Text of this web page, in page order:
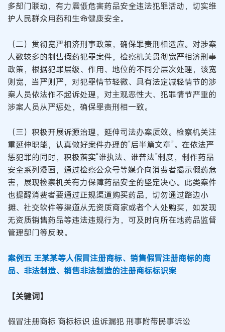
多部门联动，有力震慑危害药品安全违法犯罪活动，切实维
护人民群众用药和生命健康安全。
（二）贯彻宽严相济刑事政策，确保罪责刑相适应。对涉案
人数较多的制售假药犯罪案件，检察机关贯彻宽严相济刑事
政策，根据犯罪层级、作用、地位的不同分层次处理，该宽
则宽，当严则严，对犯罪情节轻微、具有法定减轻情节的涉
案人员依法作不起诉处理，对主观恶性大、犯罪情节严重的
涉案人员从严惩处，确保罪责刑相一致。
（三）积极开展诉源治理，延伸司法办案质效。检察机关注
重延伸职能，认真做好案件办理的“后半篇文章”。在依法严
惩犯罪的同时，积极落实“谁执法、谁普法”制度，制作药品
安全系列漫画，通过检察公众号等媒介向消费者揭示假药危
害，展现检察机关有力保障药品安全的坚定决心。此类案件
也提醒消费者要通过正规渠道购买药品，切勿通过路边小
摊、社交软件等渠道从无资质商家或者个人处购买，如发现
无资质销售药品等违法违规行为，可及时向所在地药品监督
管理部门等反映。
案例五 王某某等人假冒注册商标、销售假冒注册商标的商
品、非法制造、销售非法制造的注册商标标识案
【关键词】
假冒注册商标 商标标识 追诉漏犯 刑事附带民事诉讼